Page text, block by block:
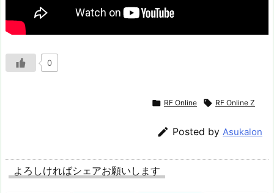
0
 RF Online  RF Online Z
 Posted by Asukalon
よろしければシェアお願いします